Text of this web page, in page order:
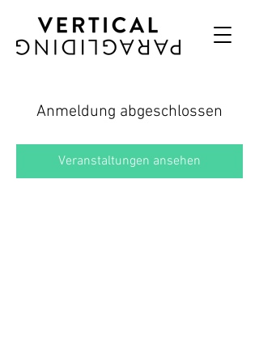
Anmeldung abgeschlossen
Veranstaltungen ansehen